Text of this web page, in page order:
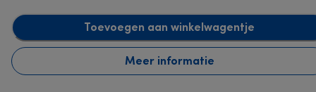
Toevoegen aan winkelwagentje
Meer informatie